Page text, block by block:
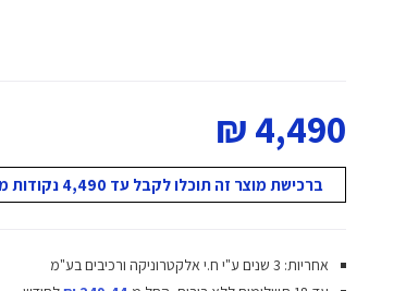
4,490 ₪
ברכישת מוצר זה תוכלו לקבל עד 4,490 נקודות מועדון!
אחריות: 3 שנים ע"י ח.י אלקטרוניקה ורכיבים בע"מ